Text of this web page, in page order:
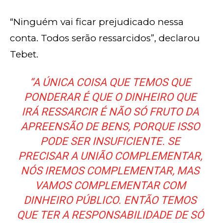
“Ninguém vai ficar prejudicado nessa
conta. Todos serão ressarcidos”, declarou
Tebet.
“A ÚNICA COISA QUE TEMOS QUE
PONDERAR É QUE O DINHEIRO QUE
IRÁ RESSARCIR É NÃO SÓ FRUTO DA
APREENSÃO DE BENS, PORQUE ISSO
PODE SER INSUFICIENTE. SE
PRECISAR A UNIÃO COMPLEMENTAR,
NÓS IREMOS COMPLEMENTAR, MAS
VAMOS COMPLEMENTAR COM
DINHEIRO PÚBLICO. ENTÃO TEMOS
QUE TER A RESPONSABILIDADE DE SÓ